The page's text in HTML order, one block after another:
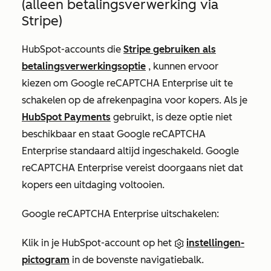
(alleen betalingsverwerking via
Stripe)
HubSpot-accounts die Stripe gebruiken als
betalingsverwerkingsoptie , kunnen ervoor
kiezen om Google reCAPTCHA Enterprise uit te
schakelen op de afrekenpagina voor kopers. Als je
HubSpot Payments gebruikt, is deze optie niet
beschikbaar en staat Google reCAPTCHA
Enterprise standaard altijd ingeschakeld. Google
reCAPTCHA Enterprise vereist doorgaans niet dat
kopers een uitdaging voltooien.
Google reCAPTCHA Enterprise uitschakelen:
Klik in je HubSpot-account op het
instellingen-
pictogram in de bovenste navigatiebalk.